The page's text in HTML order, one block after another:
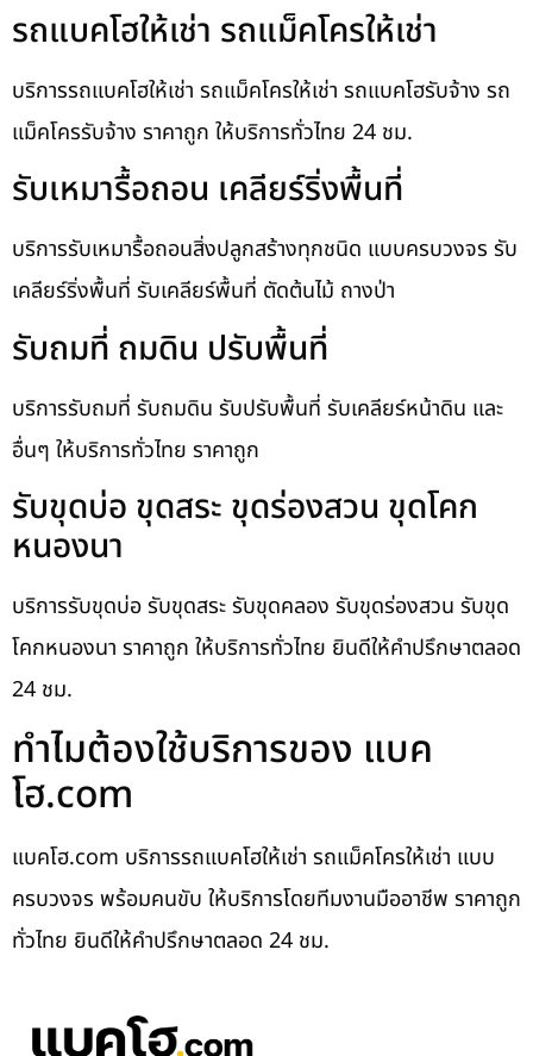
รถแบคโฮให้เช่า รถแม็คโครให้เช่า
บริการรถแบคโฮให้เช่า รถแม็คโครให้เช่า รถแบคโฮรับจ้าง รถ
แม็คโครรับจ้าง ราคาถูก ให้บริการทั่วไทย 24 ชม.
รับเหมารื้อถอน เคลียร์ริ่งพื้นที่
บริการรับเหมารื้อถอนสิ่งปลูกสร้างทุกชนิด แบบครบวงจร รับ
เคลียร์ริ่งพื้นที่ รับเคลียร์พื้นที่ ตัดต้นไม้ ถางป่า
รับถมที่ ถมดิน ปรับพื้นที่
บริการรับถมที่ รับถมดิน รับปรับพื้นที่ รับเคลียร์หน้าดิน และ
อื่นๆ ให้บริการทั่วไทย ราคาถูก
รับขุดบ่อ ขุดสระ ขุดร่องสวน ขุดโคก
หนองนา
บริการรับขุดบ่อ รับขุดสระ รับขุดคลอง รับขุดร่องสวน รับขุด
โคกหนองนา ราคาถูก ให้บริการทั่วไทย ยินดีให้คำปรึกษาตลอด
24 ชม.
ทำไมต้องใช้บริการของ แบค
โฮ.com
แบคโฮ.com บริการรถแบคโฮให้เช่า รถแม็คโครให้เช่า แบบ
ครบวงจร พร้อมคนขับ ให้บริการโดยทีมงานมืออาชีพ ราคาถูก
ทั่วไทย ยินดีให้คำปรึกษาตลอด 24 ชม.